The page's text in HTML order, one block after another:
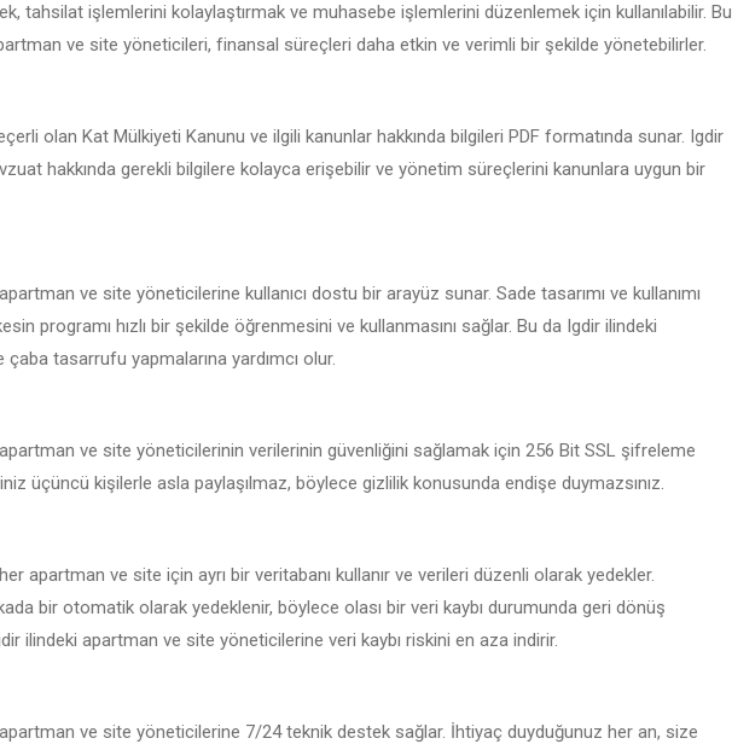
tahsilat işlemlerini kolaylaştırmak ve muhasebe işlemlerini düzenlemek için kullanılabilir. Bu
ve site yöneticileri, finansal süreçleri daha etkin ve verimli bir şekilde yönetebilirler.
olan Kat Mülkiyeti Kanunu ve ilgili kanunlar hakkında bilgileri PDF formatında sunar. Igdir
hakkında gerekli bilgilere kolayca erişebilir ve yönetim süreçlerini kanunlara uygun bir
ve site yöneticilerine kullanıcı dostu bir arayüz sunar. Sade tasarımı ve kullanımı
programı hızlı bir şekilde öğrenmesini ve kullanmasını sağlar. Bu da Igdir ilindeki
tasarrufu yapmalarına yardımcı olur.
ve site yöneticilerinin verilerinin güvenliğini sağlamak için 256 Bit SSL şifreleme
üçüncü kişilerle asla paylaşılmaz, böylece gizlilik konusunda endişe duymazsınız.
apartman ve site için ayrı bir veritabanı kullanır ve verileri düzenli olarak yedekler.
bir otomatik olarak yedeklenir, böylece olası bir veri kaybı durumunda geri dönüş
ilindeki apartman ve site yöneticilerine veri kaybı riskini en aza indirir.
ve site yöneticilerine 7/24 teknik destek sağlar. İhtiyaç duyduğunuz her an, size